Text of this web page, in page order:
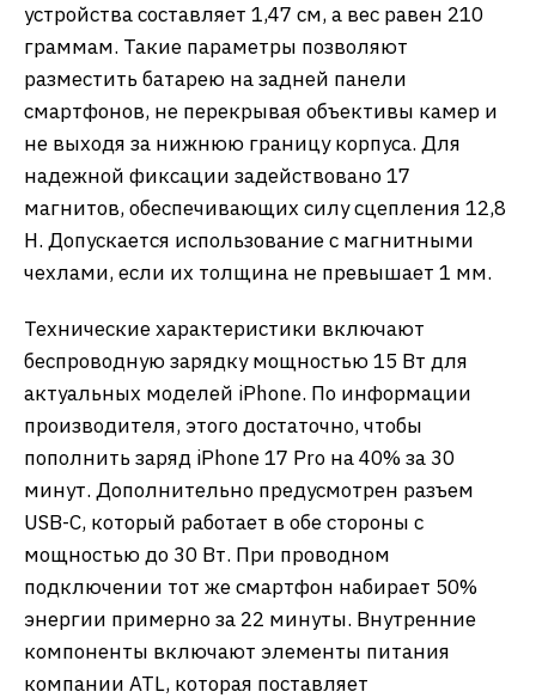
устройства составляет 1,47 см, а вес равен 210
граммам. Такие параметры позволяют
разместить батарею на задней панели
смартфонов, не перекрывая объективы камер и
не выходя за нижнюю границу корпуса. Для
надежной фиксации задействовано 17
магнитов, обеспечивающих силу сцепления 12,8
Н. Допускается использование с магнитными
чехлами, если их толщина не превышает 1 мм.
Технические характеристики включают
беспроводную зарядку мощностью 15 Вт для
актуальных моделей iPhone. По информации
производителя, этого достаточно, чтобы
пополнить заряд iPhone 17 Pro на 40% за 30
минут. Дополнительно предусмотрен разъем
USB-C, который работает в обе стороны с
мощностью до 30 Вт. При проводном
подключении тот же смартфон набирает 50%
энергии примерно за 22 минуты. Внутренние
компоненты включают элементы питания
компании ATL, которая поставляет